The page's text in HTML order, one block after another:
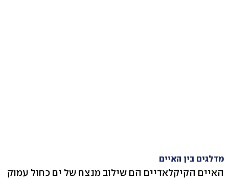
מדלגים בין האיים
האיים הקיקלאדיים הם שילוב מנצח של ים כחול עמוק